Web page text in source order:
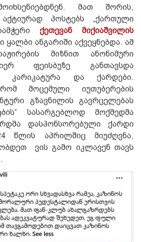
მათ შორის,
აქტიურად პოსტებს „ქართული
ქეთევან მიქიაშვილის
ყალბი ანგარიში აქვეყნებდა. ამ
მიზნით ანონიმური
ფეისბუზე განთავსდა
კარიკატურა და ქარდები.
რომ მოცემული იუთუბერების
გზავნილის გავრცელებას
სასარგებლოდ მოქმედმა
დასპონსორებული ქარდი
წლის აპრილშიც მიუძღვნა,
ვის გამო იკლავენ თავს